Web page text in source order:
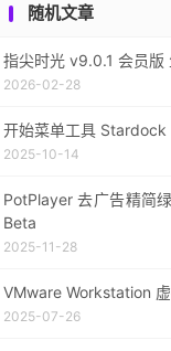
随机文章
指尖时光 v9.0.1 会员版
2026-02-28
开始菜单工具
2025-10-14
PotPlayer 去广告精简
Beta
2025-11-28
VMware Workstation
2025-07-26